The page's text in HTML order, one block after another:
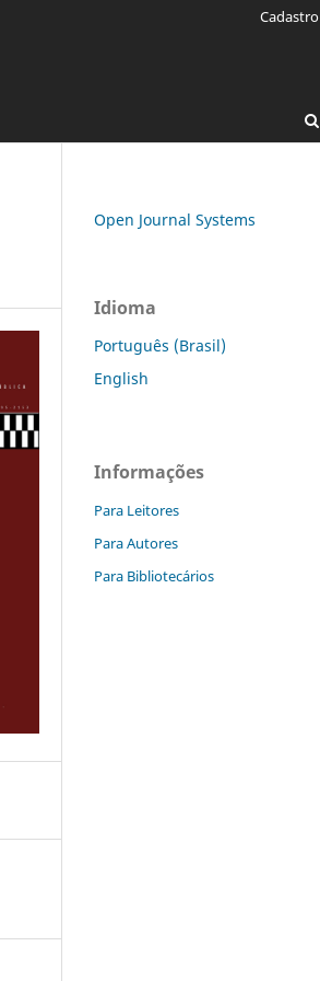
Cadastro
Open Journal Systems
Idioma
Português (Brasil)
English
Informações
Para Leitores
Para Autores
Para Bibliotecários